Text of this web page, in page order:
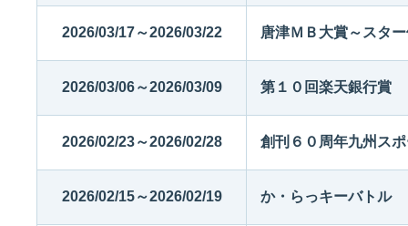
2026/03/17～2026/03/22 唐津ＭＢ大賞～スタ
2026/03/06～2026/03/09 第１０回楽天銀行賞
2026/02/23～2026/02/28 創刊６０周年九州ス
2026/02/15～2026/02/19 か・らっキーバトル